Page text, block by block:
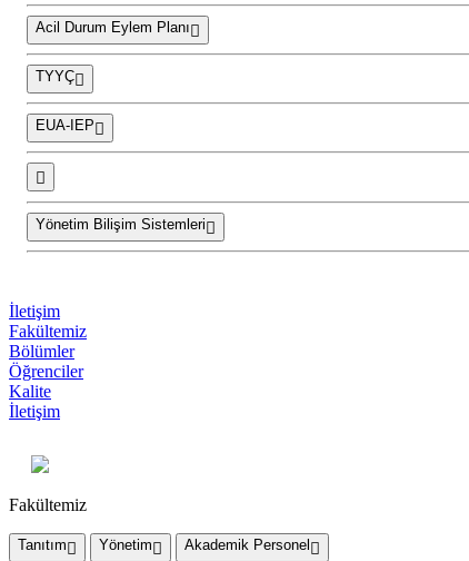
Acil Durum Eylem Planı
TYYÇ
EUA-IEP
Yönetim Bilişim Sistemleri
İletişim
Fakültemiz
Bölümler
Öğrenciler
Kalite
İletişim
Fakültemiz
Tanıtım Yönetim Akademik Personel